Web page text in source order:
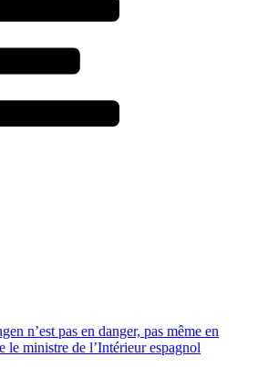
n’est pas en danger, pas même en
le ministre de l’Intérieur espagnol